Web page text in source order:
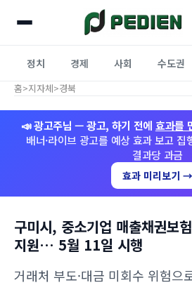
정치 경제 사회 수도권
홈>지자체>경북
📣 광고주님 — 광고, 하기 전에 효과를
배너·라이브 광고를 예상 효과 보고
결과당 과금
효과 미리보기 →
구미시, 중소기업 매출채권보
지원… 5월 11일 시행
거래처 부도·대금 미회수 위험으